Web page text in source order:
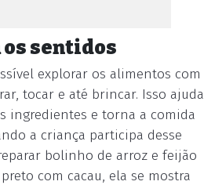
sentidos
explorar os alimentos com
tocar e até brincar. Isso ajuda
ingredientes e torna a comida
a criança participa desse
bolinho de arroz e feijão
com cacau, ela se mostra